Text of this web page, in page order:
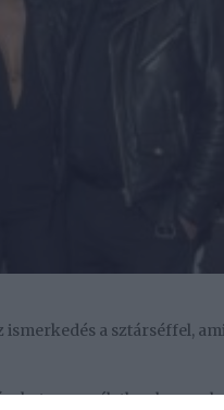
ismerkedés a sztárséffel,
nem véletlen, hogy a